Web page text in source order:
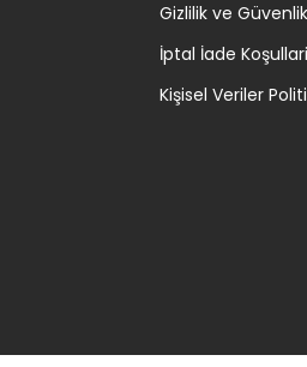
Gizlilik ve Güvenlik
İptal İade Koşullari
Kişisel Veriler